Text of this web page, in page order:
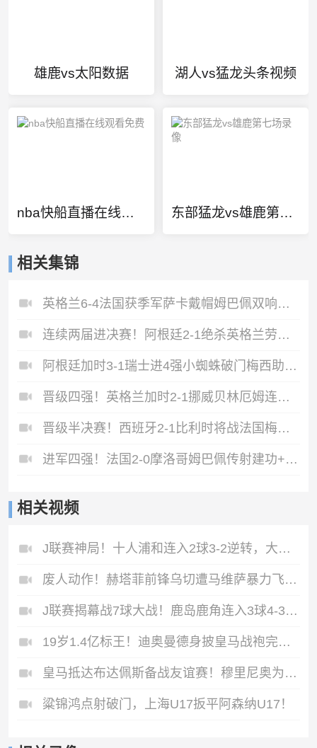
雄鹿vs太阳数据 湖人vs猛龙头条视频
nba快船直播在线观看免费 东部猛龙vs雄鹿第七场录像
相关集锦
英格兰6-4法国获季军萨卡戴帽姆巴佩双响创纪录奥利塞2助+失良机
连续两届进决赛！阿根廷2-1绝杀英格兰劳塔罗恩佐破门梅西两助攻
阿根廷加时3-1瑞士进4强小蜘蛛破门梅西助攻麦卡恩博洛假摔染红
晋级四强！英格兰加时2-1挪威贝林厄姆连场双响谢尔德鲁普破门
晋级半决赛！西班牙2-1比利时将战法国梅里诺替补绝杀拉门斯送礼
进军四强！法国2-0摩洛哥姆巴佩传射建功+失点登贝莱贴地斩
相关视频
J联赛神局！十人浦和连入2球3‑2逆转，大阪钢巴4-3反杀
废人动作！赫塔菲前锋乌切遭马维萨暴力飞铲！重伤赛季报销！
J联赛揭幕战7球大战！鹿岛鹿角连入3球4‑3惊天逆转横滨水手
19岁1.4亿标王！迪奥曼德身披皇马战袍完成首训！
皇马抵达布达佩斯备战友谊赛！穆里尼奥为狂热球迷签名！
粱锦鸿点射破门，上海U17扳平阿森纳U17！